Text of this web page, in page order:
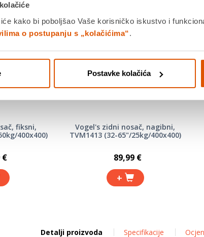
kako bi poboljšao Vaše korisničko iskustvo i
o postupanju s „kolačićima“.
Postavke kolačića
fiksni,
400x400)
€
Vogel's zidni nosač, nagibni,
TVM1413 (32-65"/25kg/400x400)
89,99 €
+
Detalji proizvoda Specifikacije